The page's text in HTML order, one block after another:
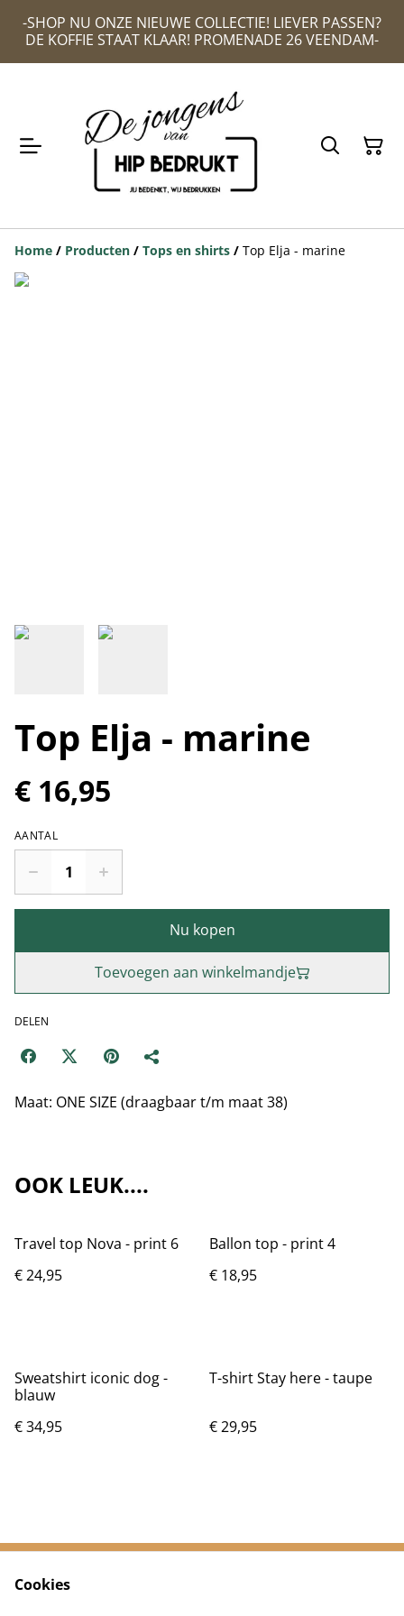
-SHOP NU ONZE NIEUWE COLLECTIE! LIEVER PASSEN?
DE KOFFIE STAAT KLAAR! PROMENADE 26 VEENDAM-
Home / Producten / Tops en shirts / Top Elja - marine
Top Elja - marine
€ 16,95
AANTAL
Nu kopen
Toevoegen aan winkelmandje
DELEN
Maat: ONE SIZE (draagbaar t/m maat 38)
OOK LEUK....
Travel top Nova - print 6
€ 24,95
Ballon top - print 4
€ 18,95
Sweatshirt iconic dog -
blauw
€ 34,95
T-shirt Stay here - taupe
€ 29,95
Neem contact met
Cookies